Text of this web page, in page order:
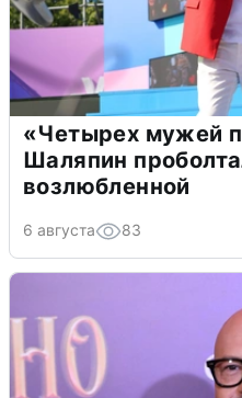
«Четырех мужей
Шаляпин
возлюбленной
6 августа 83